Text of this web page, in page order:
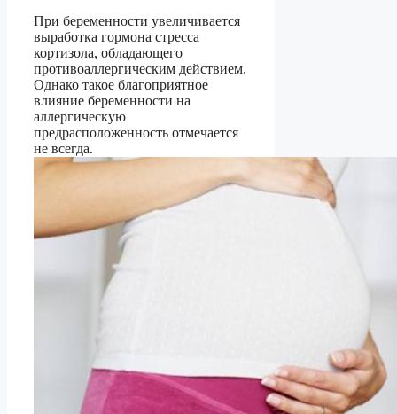
При беременности увеличивается
выработка гормона стресса
кортизола, обладающего
противоаллергическим действием.
Однако такое благоприятное
влияние беременности на
аллергическую
предрасположенность отмечается
не всегда.